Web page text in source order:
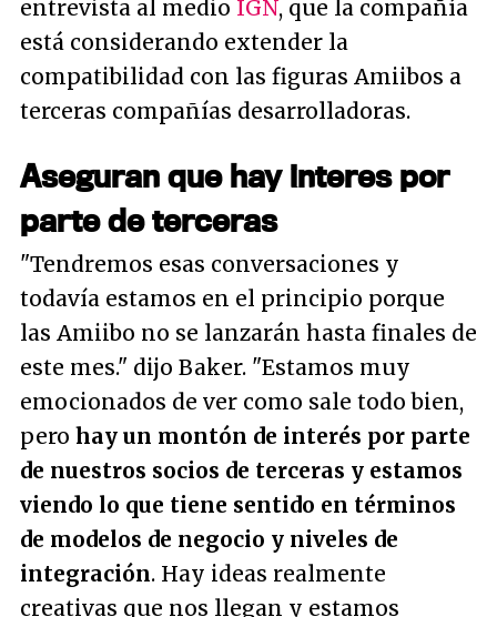
entrevista al medio IGN, que la compañía
está considerando extender la
compatibilidad con las figuras Amiibos a
terceras compañías desarrolladoras.
Aseguran que hay interes por
parte de terceras
"Tendremos esas conversaciones y
todavía estamos en el principio porque
las Amiibo no se lanzarán hasta finales de
este mes." dijo Baker. "Estamos muy
emocionados de ver como sale todo bien,
pero hay un montón de interés por parte
de nuestros socios de terceras y estamos
viendo lo que tiene sentido en términos
de modelos de negocio y niveles de
integración. Hay ideas realmente
creativas que nos llegan y estamos